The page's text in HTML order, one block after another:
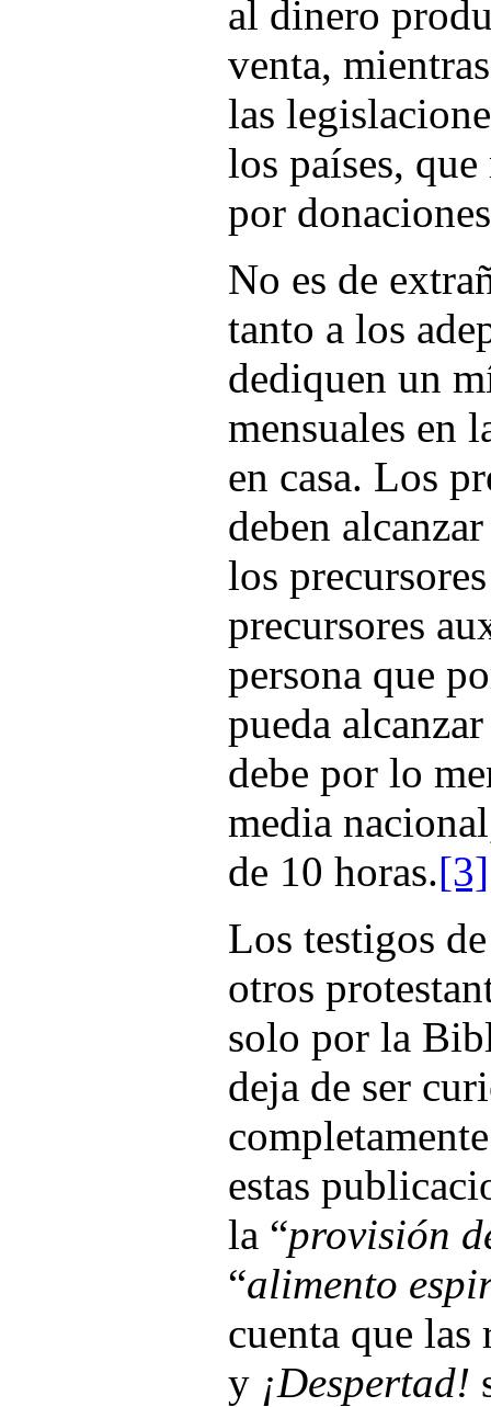
al dinero
venta,
las
los países,
por
No es de
tanto a los
dediquen un
mensuales en
en casa. Los
deben
los
precursores
persona que
pueda
debe por lo
media
de 10 horas.[3]
Los testigos
otros
solo por la
deja de ser
estas
la “provisión
“alimento
cuenta que
y ¡Despertad!